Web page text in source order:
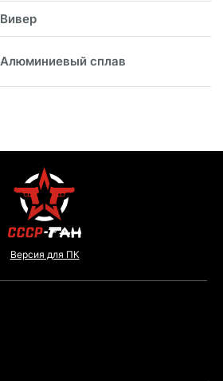
Вивер
Алюминиевый сплав
Версия для ПК